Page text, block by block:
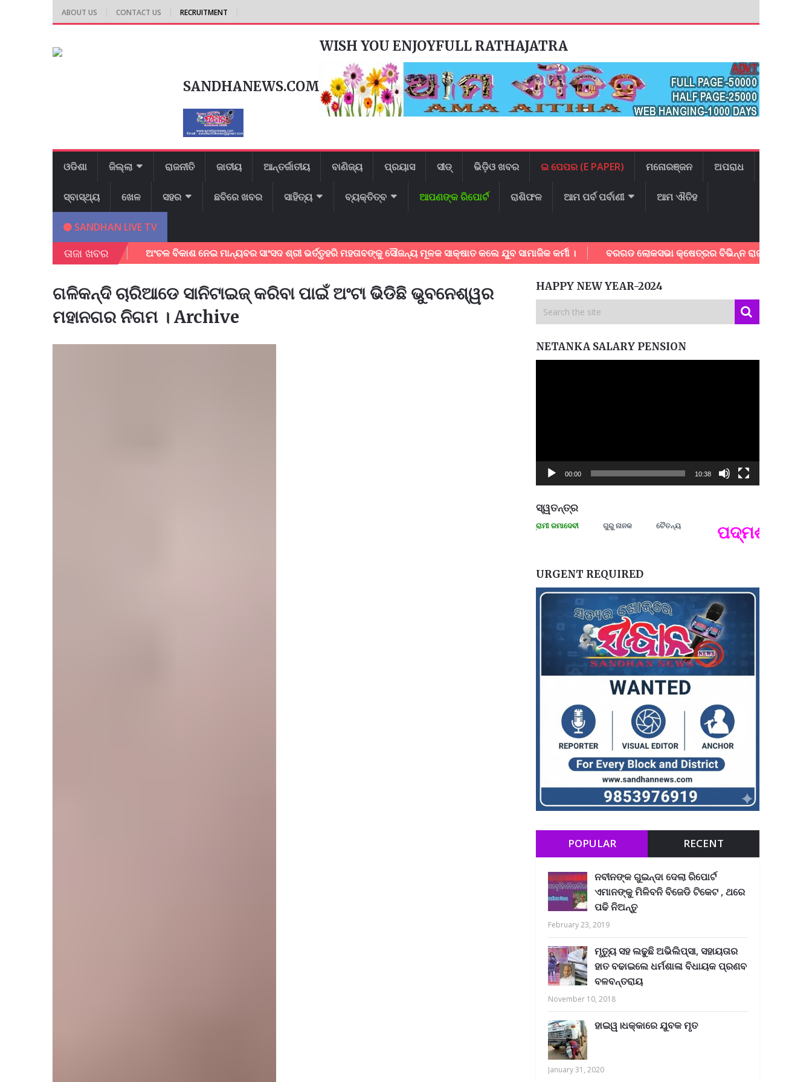
ABOUT US CONTACT US RECRUITMENT
WISH YOU ENJOYFULL RATHAJATRA
SANDHANEWS.COM
ଓଡିଶା ଜିଲ୍ଲା ରାଜନୀତି ଜାତୀୟ ଆନ୍ତର୍ଜାତୀୟ ବାଣିଜ୍ୟ ପ୍ରୟାସ ସୀଡ୍ ଭିଡ଼ିଓ ଖବର ଇ ପେପର (E PAPER) ମନୋରଞ୍ଜନ ଅପରାଧ
ସ୍ବାସ୍ଥ୍ୟ ଖେଳ ସହର ଛବିରେ ଖବର ସାହିତ୍ୟ ବ୍ୟକ୍ତିତ୍ବ ଆପଣଙ୍କ ରିପୋର୍ଟ ରାଶିଫଳ ଆମ ପର୍ବ ପର୍ବାଣୀ ଆମ ଐତିହ
SANDHAN LIVE TV
ତାଜା ଖବର
କଲେ ଜିଲ୍ଲାପାଳ। ଅଂଚଳ ବିକାଶ ନେଇ ମାନ୍ୟବର ସାଂସଦ ଶ୍ରୀ ଭର୍ତ୍ତୃହରି ମହତାବଙ୍କୁ ସୌଜନ୍ୟ ମୂଳକ ସାକ୍ଷାତ କଲେ ଯୁବ ସାମାଜିକ କର୍ମୀ । ବରଗଡ ଲୋକସଭା କ୍ଷେତ୍ରର ବିଭିନ୍ନ ରାଜମାର୍ଗ ର
ଗଳିକନ୍ଦି ଚାରିଆଡେ ସାନିଟାଇଜ୍ କରିବା ପାଇଁ ଅଂଟା ଭିଡିଛି ଭୁବନେଶ୍ୱର
ମହାନଗର ନିଗମ । Archive
HAPPY NEW YEAR-2024
NETANKA SALARY PENSION
00:00 10:38
ସ୍ୱତନ୍ତ୍ର
ମନେ ପଡନ୍ତି: ସ୍ୱାଧୀନତା ସଂଗ୍ରାମୀ ରମାଦେବୀ ଗୁରୁ ନାନକ ଚୈତନ୍ୟ ପଦ୍ମଶ୍ରୀ
URGENT REQUIRED
POPULAR RECENT
ନବୀନଙ୍କ ଗୁଇନ୍ଦା ଦେଲା ରିପୋର୍ଟ
ଏମାନଙ୍କୁ ମିଳିବନି ବିଜେଡି ଟିକେଟ , ଥରେ
ପଢି ନିଅନ୍ତୁ
February 23, 2019
ମୃତ୍ୟୁ ସହ ଲଢୁଛି ଅଭିଲିପ୍ସା, ସହାୟତାର
ହାତ ବଢାଇଲେ ଧର୍ମଶାଳା ବିଧାୟକ ପ୍ରଣବ
ବଳବନ୍ତରାୟ
November 10, 2018
ହାଇୱ।ଧକ୍କାରେ ଯୁବକ ମୃତ
January 31, 2020